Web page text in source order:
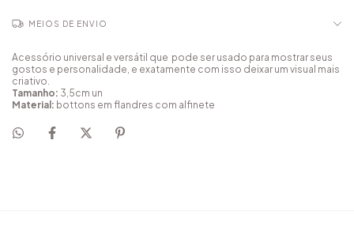
MEIOS DE ENVIO
Acessório universal e versátil que pode ser usado para mostrar seus
gostos e personalidade, e exatamente com isso deixar um visual mais
criativo.
Tamanho: 3,5cm un
Material: bottons em flandres com alfinete